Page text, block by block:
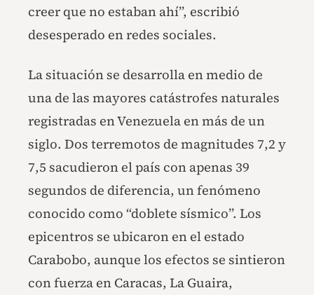
creer que no estaban ahí”, escribió
desesperado en redes sociales.
La situación se desarrolla en medio de
una de las mayores catástrofes naturales
registradas en Venezuela en más de un
siglo. Dos terremotos de magnitudes 7,2 y
7,5 sacudieron el país con apenas 39
segundos de diferencia, un fenómeno
conocido como “doblete sísmico”. Los
epicentros se ubicaron en el estado
Carabobo, aunque los efectos se sintieron
con fuerza en Caracas, La Guaira,